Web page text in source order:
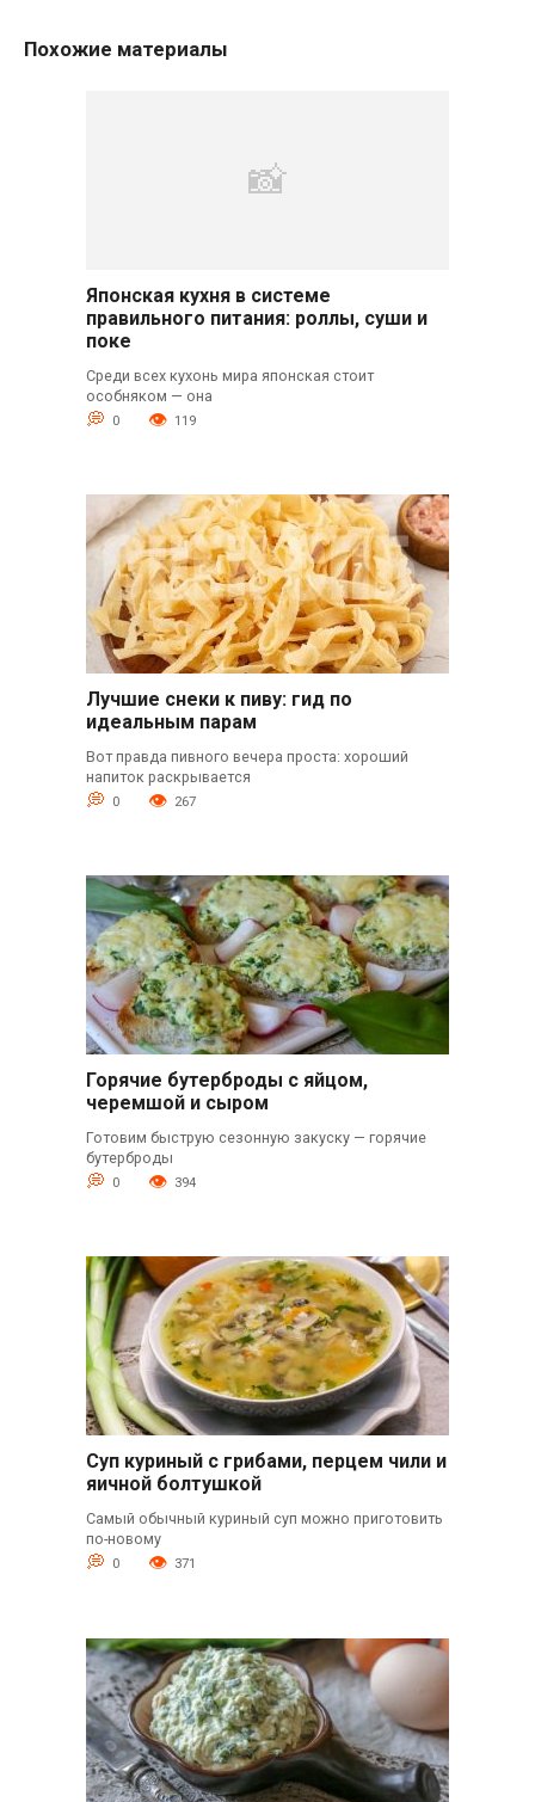
Похожие материалы
Японская кухня в системе
правильного питания: роллы, суши и
поке
Среди всех кухонь мира японская стоит
особняком — она
0 119
Лучшие снеки к пиву: гид по
идеальным парам
Вот правда пивного вечера проста: хороший
напиток раскрывается
0 267
Горячие бутерброды с яйцом,
черемшой и сыром
Готовим быструю сезонную закуску — горячие
бутерброды
0 394
Суп куриный с грибами, перцем чили и
яичной болтушкой
Самый обычный куриный суп можно приготовить
по-новому
0 371